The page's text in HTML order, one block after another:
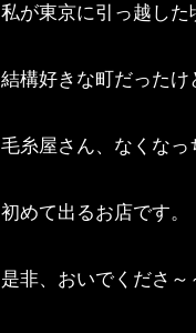
私が東京に引っ越した
結構好きな町だったけ
毛糸屋さん、なくなっ
初めて出るお店です。
是非、おいでくださ～